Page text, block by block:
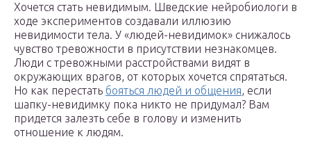
Хочется стать невидимым. Шведские нейробиологи в
ходе экспериментов создавали иллюзию
невидимости тела. У «людей-невидимок» снижалось
чувство тревожности в присутствии незнакомцев.
Люди с тревожными расстройствами видят в
окружающих врагов, от которых хочется спрятаться.
Но как перестать бояться людей и общения, если
шапку-невидимку пока никто не придумал? Вам
придется залезть себе в голову и изменить
отношение к людям.